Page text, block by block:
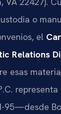
o
el
Relations
esas
95—desde